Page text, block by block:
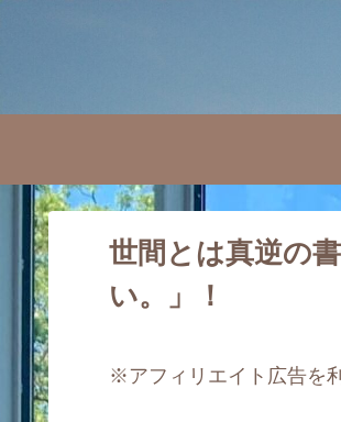
世間とは真逆の
い。」！
※アフィリエイト広告を